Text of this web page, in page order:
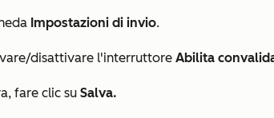
Impostazioni di invio.
disattivare l'interruttore Abilita
fare clic su Salva.